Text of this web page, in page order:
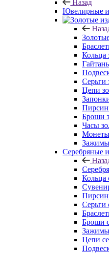
Назад
Ювелирные
Кольца
Серьги
Цепи
Броши
Часы
Монеты
Зажимы
Серебряные
Кольца
Серьги
Броши
Зажимы
Цепи